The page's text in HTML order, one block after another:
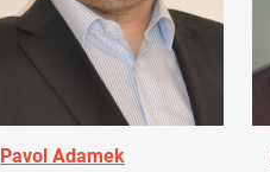
Pavol Adamek